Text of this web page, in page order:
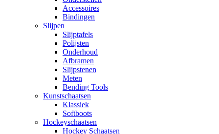
Accessoires
Bindingen
Slijpen
Slijptafels
Polijsten
Onderhoud
Afbramen
Slijpstenen
Meten
Bending Tools
Kunstschaatsen
Klassiek
Softboots
Hockeyschaatsen
Hockey Schaatsen